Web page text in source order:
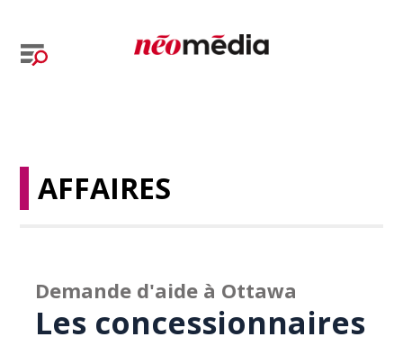
AFFAIRES
Demande d'aide à Ottawa
Les concessionnaires